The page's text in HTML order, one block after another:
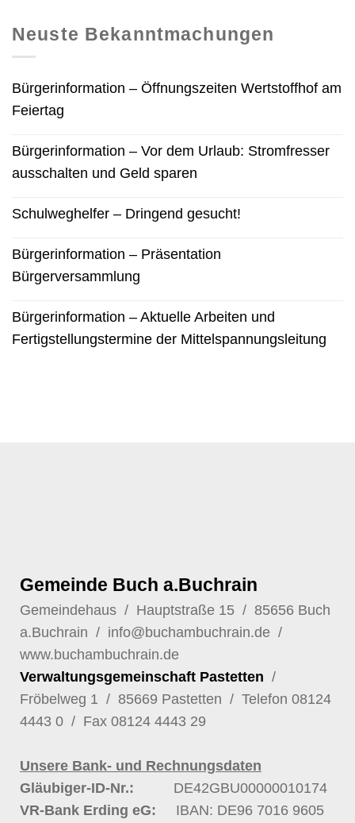
Neuste Bekanntmachungen
Bürgerinformation – Öffnungszeiten Wertstoffhof am
Feiertag
Bürgerinformation – Vor dem Urlaub: Stromfresser
ausschalten und Geld sparen
Schulweghelfer – Dringend gesucht!
Bürgerinformation – Präsentation
Bürgerversammlung
Bürgerinformation – Aktuelle Arbeiten und
Fertigstellungstermine der Mittelspannungsleitung
Gemeinde Buch a.Buchrain
Gemeindehaus / Hauptstraße 15 / 85656 Buch
a.Buchrain / info@buchambuchrain.de /
www.buchambuchrain.de
Verwaltungsgemeinschaft Pastetten /
Fröbelweg 1 / 85669 Pastetten / Telefon 08124
4443 0 / Fax 08124 4443 29
Unsere Bank- und Rechnungsdaten
Gläubiger-ID-Nr.:
DE42GBU00000010174
VR-Bank Erding eG:
IBAN: DE96 7016 9605